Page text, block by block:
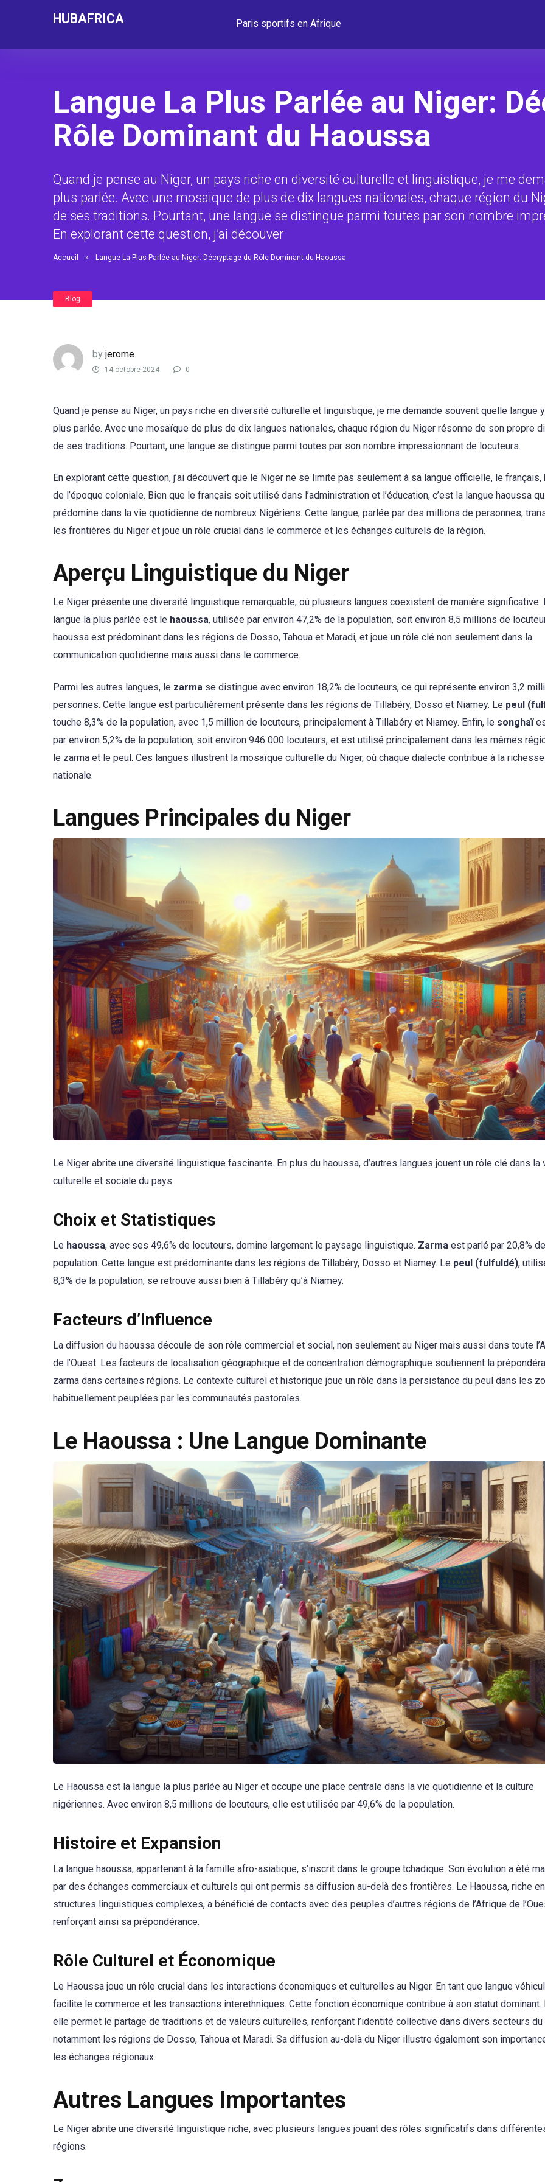
HUBAFRICA Paris sportifs en Afrique
Langue La Plus Parlée au Niger:
Rôle Dominant du Haoussa
Quand je pense au Niger, un pays riche en diversité culturelle et linguistique, je me
plus parlée. Avec une mosaïque de plus de dix langues nationales, chaque région du
de ses traditions. Pourtant, une langue se distingue parmi toutes par son nombre
En explorant cette question, j’ai découver
Accueil » Langue La Plus Parlée au Niger: Décryptage du Rôle Dominant du Haoussa
Blog
by jerome
14 octobre 2024 0
Quand je pense au Niger, un pays riche en diversité culturelle et linguistique, je me demande souvent quelle langue
plus parlée. Avec une mosaïque de plus de dix langues nationales, chaque région du Niger résonne de son propre
de ses traditions. Pourtant, une langue se distingue parmi toutes par son nombre impressionnant de locuteurs.
En explorant cette question, j’ai découvert que le Niger ne se limite pas seulement à sa langue officielle, le français,
de l’époque coloniale. Bien que le français soit utilisé dans l’administration et l’éducation, c’est la langue haoussa
prédomine dans la vie quotidienne de nombreux Nigériens. Cette langue, parlée par des millions de personnes,
les frontières du Niger et joue un rôle crucial dans le commerce et les échanges culturels de la région.
Aperçu Linguistique du Niger
Le Niger présente une diversité linguistique remarquable, où plusieurs langues coexistent de manière significative.
langue la plus parlée est le haoussa, utilisée par environ 47,2% de la population, soit environ 8,5 millions de
haoussa est prédominant dans les régions de Dosso, Tahoua et Maradi, et joue un rôle clé non seulement dans la
communication quotidienne mais aussi dans le commerce.
Parmi les autres langues, le zarma se distingue avec environ 18,2% de locuteurs, ce qui représente environ 3,2
personnes. Cette langue est particulièrement présente dans les régions de Tillabéry, Dosso et Niamey. Le peul
touche 8,3% de la population, avec 1,5 million de locuteurs, principalement à Tillabéry et Niamey. Enfin, le songhaï
par environ 5,2% de la population, soit environ 946 000 locuteurs, et est utilisé principalement dans les mêmes
le zarma et le peul. Ces langues illustrent la mosaïque culturelle du Niger, où chaque dialecte contribue à la richesse
nationale.
Langues Principales du Niger
Le Niger abrite une diversité linguistique fascinante. En plus du haoussa, d’autres langues jouent un rôle clé dans la
culturelle et sociale du pays.
Choix et Statistiques
Le haoussa, avec ses 49,6% de locuteurs, domine largement le paysage linguistique. Zarma est parlé par 20,8%
population. Cette langue est prédominante dans les régions de Tillabéry, Dosso et Niamey. Le peul (fulfuldé),
8,3% de la population, se retrouve aussi bien à Tillabéry qu’à Niamey.
Facteurs d’Influence
La diffusion du haoussa découle de son rôle commercial et social, non seulement au Niger mais aussi dans toute
de l’Ouest. Les facteurs de localisation géographique et de concentration démographique soutiennent la
zarma dans certaines régions. Le contexte culturel et historique joue un rôle dans la persistance du peul dans les
habituellement peuplées par les communautés pastorales.
Le Haoussa : Une Langue Dominante
Le Haoussa est la langue la plus parlée au Niger et occupe une place centrale dans la vie quotidienne et la culture
nigériennes. Avec environ 8,5 millions de locuteurs, elle est utilisée par 49,6% de la population.
Histoire et Expansion
La langue haoussa, appartenant à la famille afro-asiatique, s’inscrit dans le groupe tchadique. Son évolution a été
par des échanges commerciaux et culturels qui ont permis sa diffusion au-delà des frontières. Le Haoussa, riche en
structures linguistiques complexes, a bénéficié de contacts avec des peuples d’autres régions de l’Afrique de
renforçant ainsi sa prépondérance.
Rôle Culturel et Économique
Le Haoussa joue un rôle crucial dans les interactions économiques et culturelles au Niger. En tant que langue
facilite le commerce et les transactions interethniques. Cette fonction économique contribue à son statut dominant.
elle permet le partage de traditions et de valeurs culturelles, renforçant l’identité collective dans divers secteurs du
notamment les régions de Dosso, Tahoua et Maradi. Sa diffusion au-delà du Niger illustre également son
les échanges régionaux.
Autres Langues Importantes
Le Niger abrite une diversité linguistique riche, avec plusieurs langues jouant des rôles significatifs dans
régions.